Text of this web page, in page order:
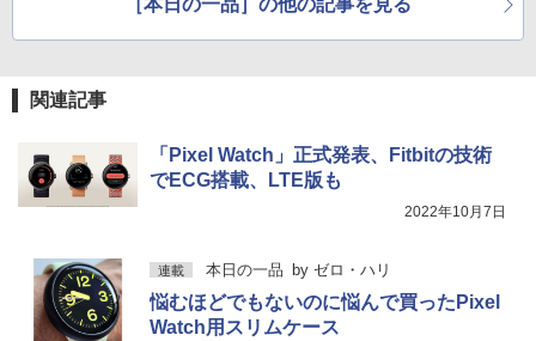
［本日の一品］の他の記事を見る
関連記事
「Pixel Watch」正式発表、Fitbitの技術
でECG搭載、LTE版も
2022年10月7日
連載 本日の一品 by ゼロ・ハリ
悩むほどでもないのに悩んで買ったPixel
Watch用スリムケース